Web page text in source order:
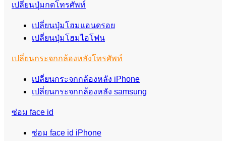
เปลี่ยนปุ่มกดโทรศัพท์
เปลี่ยนปุ่มโฮมแอนดรอย
เปลี่ยนปุ่มโฮมไอโฟน
เปลี่ยนกระจกกล้องหลังโทรศัพท์
เปลี่ยนกระจกกล้องหลัง iPhone
เปลี่ยนกระจกกล้องหลัง samsung
ซ่อม face id
ซ่อม face id iPhone